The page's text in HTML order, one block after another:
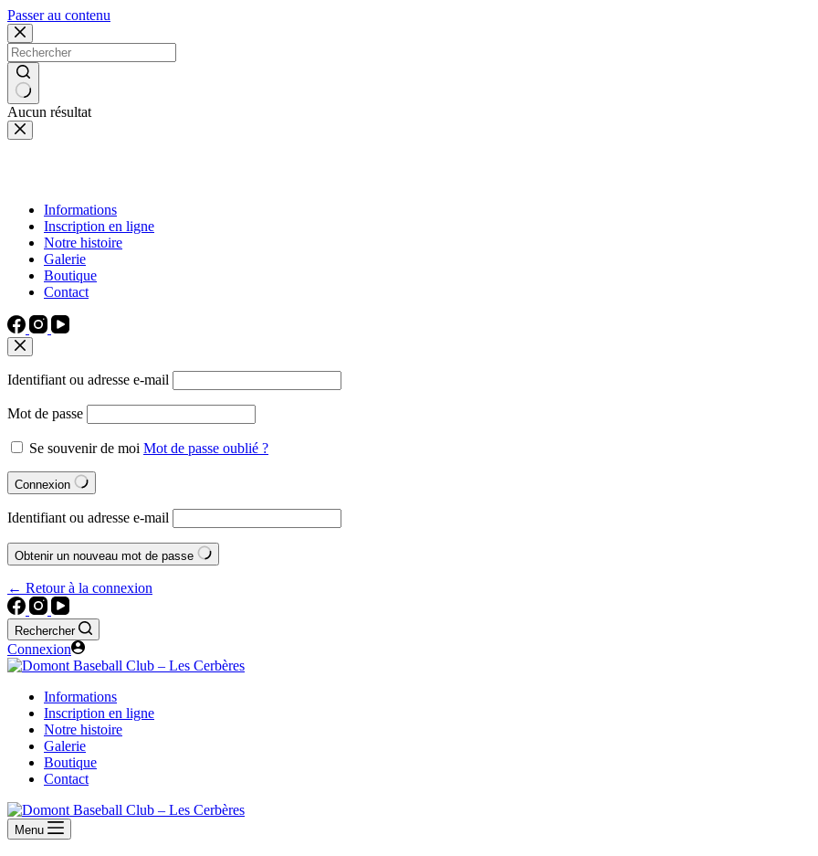
Passer au contenu
Aucun résultat
Informations
Inscription en ligne
Notre histoire
Galerie
Boutique
Contact
Identifiant ou adresse e-mail
Mot de passe
Se souvenir de moi Mot de passe oublié ?
Connexion
Identifiant ou adresse e-mail
Obtenir un nouveau mot de passe
← Retour à la connexion
Rechercher
Connexion
Informations
Inscription en ligne
Notre histoire
Galerie
Boutique
Contact
Menu